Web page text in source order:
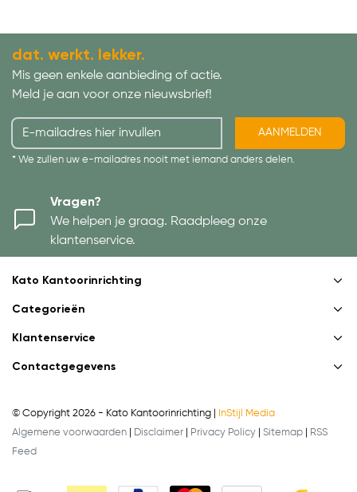
dat. werkt. lekker.
Mis geen enkele aanbieding of actie.
Meld je aan voor onze nieuwsbrief!
AANMELDEN
* We zullen uw e-mailadres nooit met iemand anders delen.
Vragen?
We helpen je graag. Raadpleeg onze
klantenservice.
Kato Kantoorinrichting
Categorieën
Klantenservice
Contactgegevens
© Copyright 2026 - Kato Kantoorinrichting |
InStijl Media
Algemene voorwaarden
Disclaimer Privacy Policy Sitemap
RSS
Feed